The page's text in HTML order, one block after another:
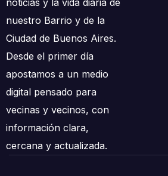
noticias y la vida diaria de
nuestro Barrio y de la
Ciudad de Buenos Aires.
Desde el primer día
apostamos a un medio
digital pensado para
vecinas y vecinos, con
información clara,
cercana y actualizada.